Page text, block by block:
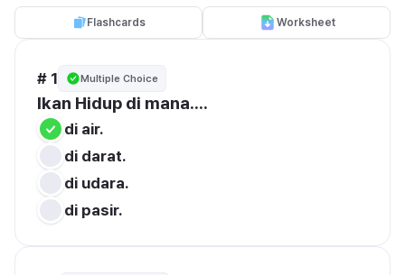
Flashcards Worksheet
# 1 Multiple Choice
Ikan Hidup di mana....
di air.
di darat.
di udara.
di pasir.